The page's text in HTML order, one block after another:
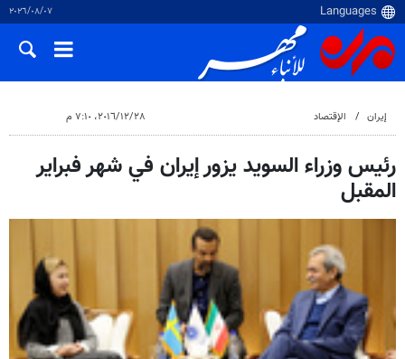
٠٧‏/٠٨‏/٢٠٢٦
إيران الإقتصاد ٢٨‏/١٢‏/٢٠١٦، ٧:١٠ م
رئيس وزراء السويد يزور إيران في شهر فبراير
المقبل